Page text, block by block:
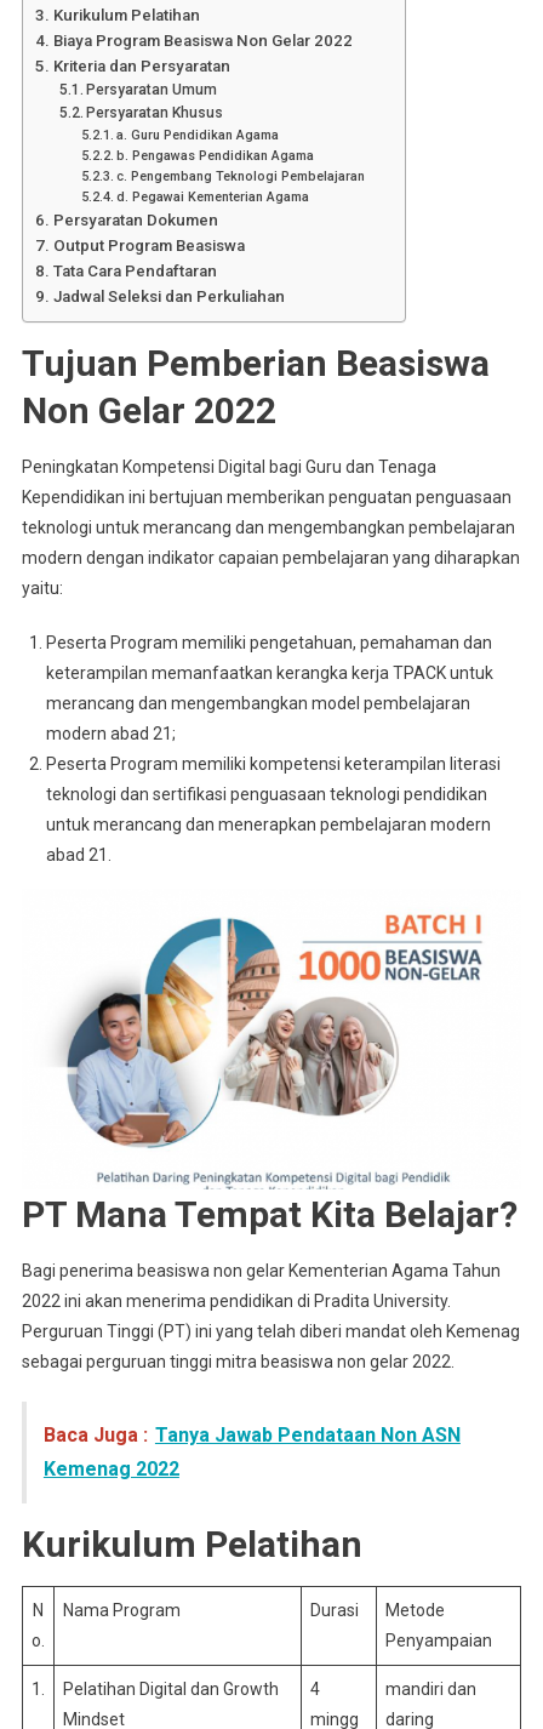
Kurikulum Pelatihan
Biaya Program Beasiswa Non Gelar 2022
Kriteria dan Persyaratan
Persyaratan Umum
Persyaratan Khusus
a. Guru Pendidikan Agama
b. Pengawas Pendidikan Agama
c. Pengembang Teknologi Pembelajaran
d. Pegawai Kementerian Agama
Persyaratan Dokumen
Output Program Beasiswa
Tata Cara Pendaftaran
Jadwal Seleksi dan Perkuliahan
Tujuan Pemberian Beasiswa
Non Gelar 2022
Peningkatan Kompetensi Digital bagi Guru dan Tenaga
Kependidikan ini bertujuan memberikan penguatan penguasaan
teknologi untuk merancang dan mengembangkan pembelajaran
modern dengan indikator capaian pembelajaran yang diharapkan
yaitu:
Peserta Program memiliki pengetahuan, pemahaman dan
keterampilan memanfaatkan kerangka kerja TPACK untuk
merancang dan mengembangkan model pembelajaran
modern abad 21;
Peserta Program memiliki kompetensi keterampilan literasi
teknologi dan sertifikasi penguasaan teknologi pendidikan
untuk merancang dan menerapkan pembelajaran modern
abad 21.
PT Mana Tempat Kita Belajar?
Bagi penerima beasiswa non gelar Kementerian Agama Tahun
2022 ini akan menerima pendidikan di Pradita University.
Perguruan Tinggi (PT) ini yang telah diberi mandat oleh Kemenag
sebagai perguruan tinggi mitra beasiswa non gelar 2022.
Baca Juga : Tanya Jawab Pendataan Non ASN
Kemenag 2022
Kurikulum Pelatihan
N
o.
Nama Program Durasi
Metode
Penyampaian
1.
Pelatihan Digital dan Growth
Mindset
4
mingg
mandiri dan
daring